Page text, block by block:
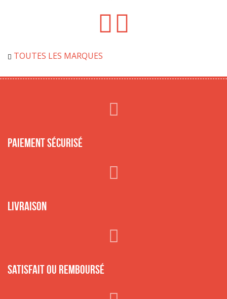
TOUTES LES MARQUES
Paiement sécurisé
Livraison
Satisfait ou remboursé